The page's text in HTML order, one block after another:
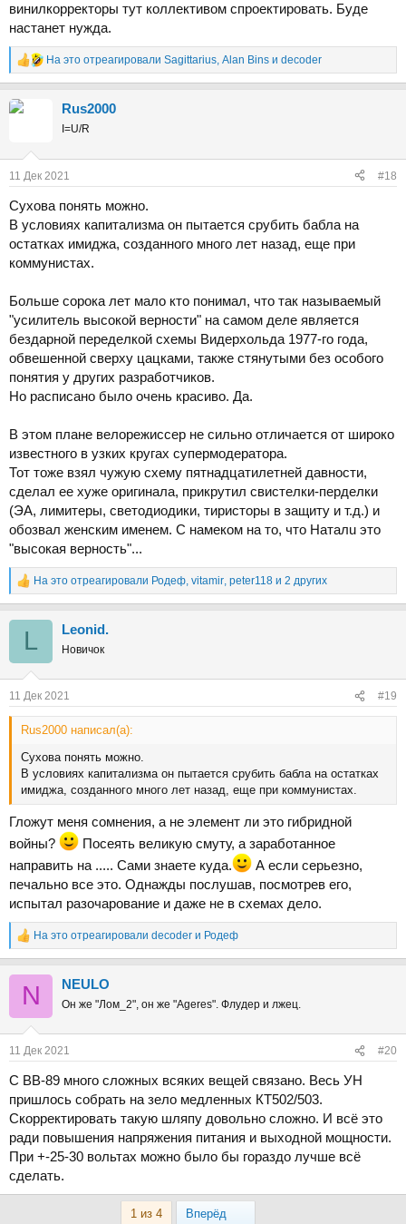
винилкорректоры тут коллективом спроектировать. Буде
настанет нужда.
Р
е
к
На это отреагировали Sаgittarius, Alan Bins и decoder
Rus2000
I=U/R
11 Дек 2021 #18
Сухова понять можно.
В условиях капитализма он пытается срубить бабла на
остатках имиджа, созданного много лет назад, еще при
коммунистах.
Больше сорока лет мало кто понимал, что так называемый
"усилитель высокой верности" на самом деле является
бездарной переделкой схемы Видерхольда 1977-го года,
обвешенной сверху цацками, также стянутыми без особого
понятия у других разработчиков.
Но расписано было очень красиво. Да.
В этом плане велорежиссер не сильно отличается от широко
известного в узких кругах супермодератора.
Тот тоже взял чужую схему пятнадцатилетней давности,
сделал ее хуже оригинала, прикрутил свистелки-перделки
(ЭА, лимитеры, светодиодики, тиристоры в защиту и т.д.) и
обозвал женским именем. С намеком на то, что Haтaлu это
"высокая верность"...
Р
е
На это отреагировали Родеф vitamir peter118 и 2 других
L Leonid.
Новичок
11 Дек 2021 #19
Rus2000 написал(а):
Сухова понять можно.
В условиях капитализма он пытается срубить бабла на остатках
имиджа, созданного много лет назад, еще при коммунистах.
Гложут меня сомнения, а не элемент ли это гибридной
войны?
Посеять великую смуту, а заработанное
направить на ..... Сами знаете куда.
А если серьезно,
печально все это. Однажды послушав, посмотрев его,
испытал разочарование и даже не в схемах дело.
Р
е
На это отреагировали decoder и Родеф
N NEULO
Он же "Лом_2", он же "Ageres". Флудер и лжец.
11 Дек 2021 #20
С ВВ-89 много сложных всяких вещей связано. Весь УН
пришлось собрать на зело медленных КТ502/503.
Скорректировать такую шляпу довольно сложно. И всё это
ради повышения напряжения питания и выходной мощности.
При +-25-30 вольтах можно было бы гораздо лучше всё
сделать.
1 из 4 Вперёд